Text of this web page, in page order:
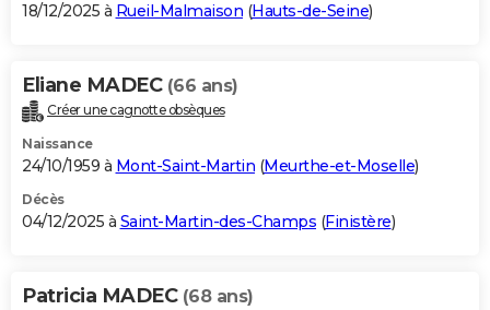
18/12/2025 à Rueil-Malmaison (Hauts-de-Seine)
Eliane MADEC (66 ans)
Créer une cagnotte obsèques
Naissance
24/10/1959 à Mont-Saint-Martin (Meurthe-et-Moselle)
Décès
04/12/2025 à Saint-Martin-des-Champs (Finistère)
Patricia MADEC (68 ans)